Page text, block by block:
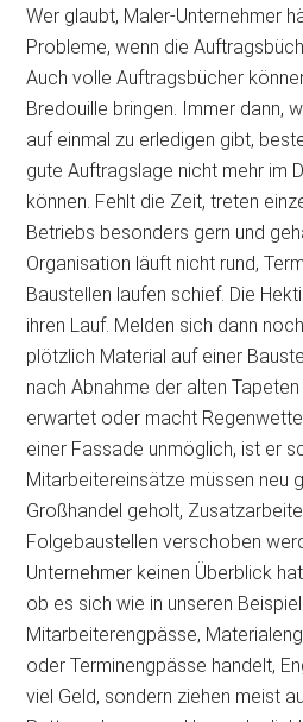
Wer glaubt, Maler-Unternehmer
Probleme, wenn die
Auch volle Auftragsbücher
Bredouille bringen. Immer dann,
auf einmal zu erledigen gibt,
gute Auftragslage nicht mehr im
können. Fehlt die Zeit, treten
Betriebs besonders gern und
Organisation läuft nicht rund,
Baustellen laufen schief. Die
ihren Lauf. Melden sich dann
plötzlich Material auf einer
nach Abnahme der alten
erwartet oder macht
einer Fassade unmöglich, ist er
Mitarbeitereinsätze müssen neu
Großhandel geholt,
Folgebaustellen verschoben
Unternehmer keinen Überblick
ob es sich wie in unseren
Mitarbeiterengpässe,
oder Terminengpässe handelt,
viel Geld, sondern ziehen meist